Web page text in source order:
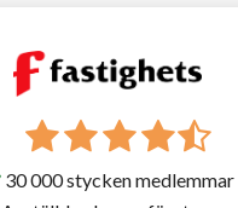
30 000 stycken medlemmar